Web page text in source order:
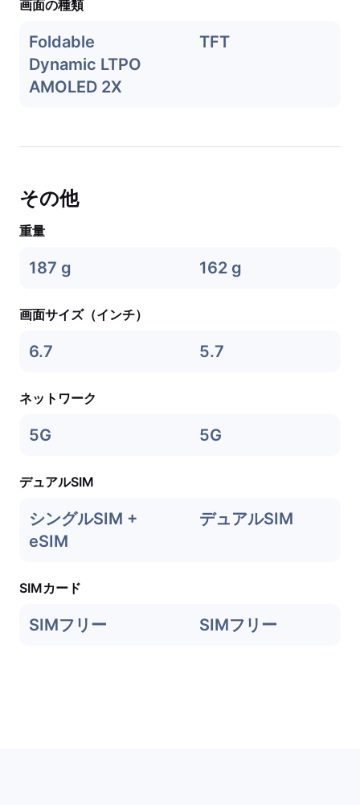
画面の種類
Foldable
Dynamic LTPO
AMOLED 2X
TFT
その他
重量
187 g 162 g
画面サイズ（インチ）
6.7 5.7
ネットワーク
5G 5G
デュアルSIM
シングルSIM +
eSIM
デュアルSIM
SIMカード
SIMフリー SIMフリー